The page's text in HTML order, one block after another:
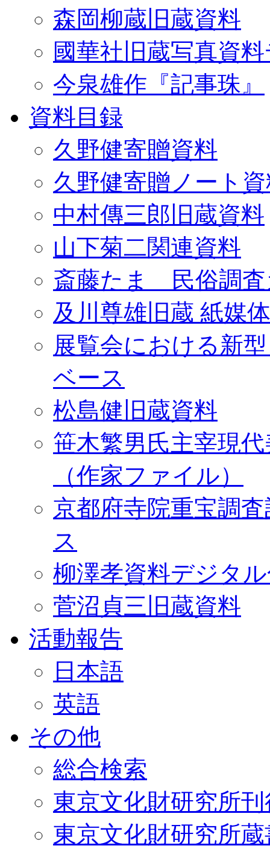
森岡柳蔵旧蔵資料
國華社旧蔵写真資
今泉雄作『記事珠』
資料目録
久野健寄贈資料
久野健寄贈ノート
中村傳三郎旧蔵資料
山下菊二関連資料
斎藤たま 民俗調査
及川尊雄旧蔵 紙媒
展覧会における新
ベース
松島健旧蔵資料
笹木繁男氏主宰現
（作家ファイル）
京都府寺院重宝調
ス
柳澤孝資料デジタ
菅沼貞三旧蔵資料
活動報告
日本語
英語
その他
総合検索
東京文化財研究所
東京文化財研究所